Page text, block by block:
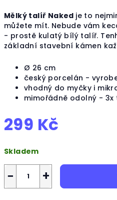
Mělký talíř Naked je to
můžete mít. Nebude vám
- prostě kulatý bílý talíř.
základní stavební kámen
Ø 26 cm
český porcelán -
vhodný do myčky i
mimořádně odolný -
299 Kč
cena:
Skladem
+
−